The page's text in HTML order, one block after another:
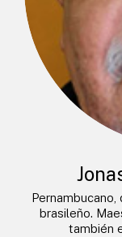
brasileño.
también